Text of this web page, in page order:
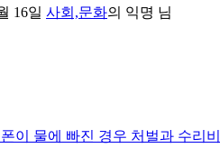
16일 사회,문화의 익명 님
이 물에 빠진 경우 처벌과 수리